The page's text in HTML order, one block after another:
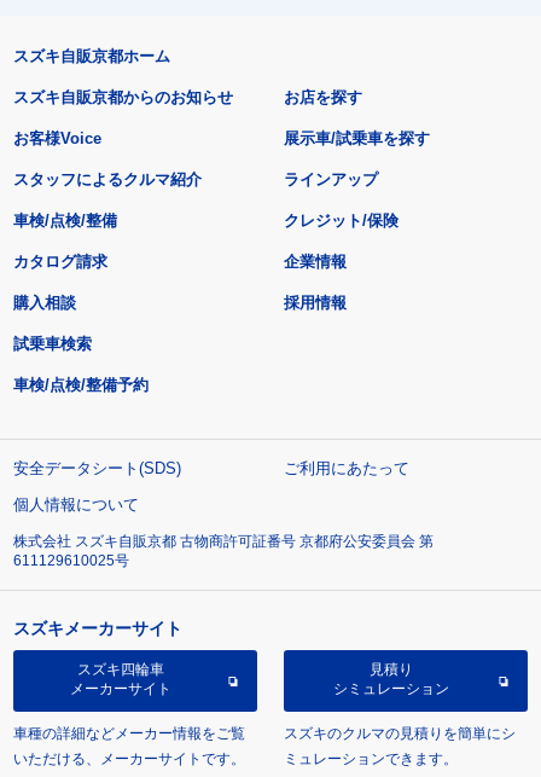
スズキ自販京都ホーム
スズキ自販京都からのお知らせ
お客様Voice
スタッフによるクルマ紹介
お店を探す
展示車/試乗車を探す
ラインアップ
車検/点検/整備 クレジット/保険
カタログ請求
購入相談
試乗車検索
車検/点検/整備予約
企業情報
採用情報
安全データシート(SDS)
ご利用にあたって
個人情報について
株式会社 スズキ自販京都 古物商許可証番号 京都府公安委員会 第
611129610025号
スズキメーカーサイト
スズキ四輪車
メーカーサイト
車種の詳細などメーカー情報をご覧
いただける、メーカーサイトです。
見積り
シミュレーション
スズキのクルマの見積りを簡単にシ
ミュレーションできます。